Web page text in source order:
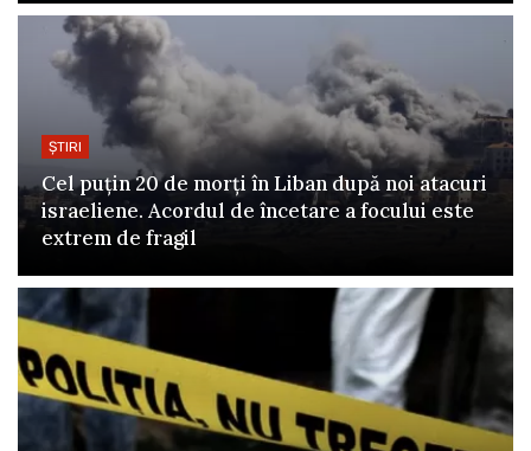
ȘTIRI
Cel puțin 20 de morți în Liban după noi atacuri
israeliene. Acordul de încetare a focului este
extrem de fragil